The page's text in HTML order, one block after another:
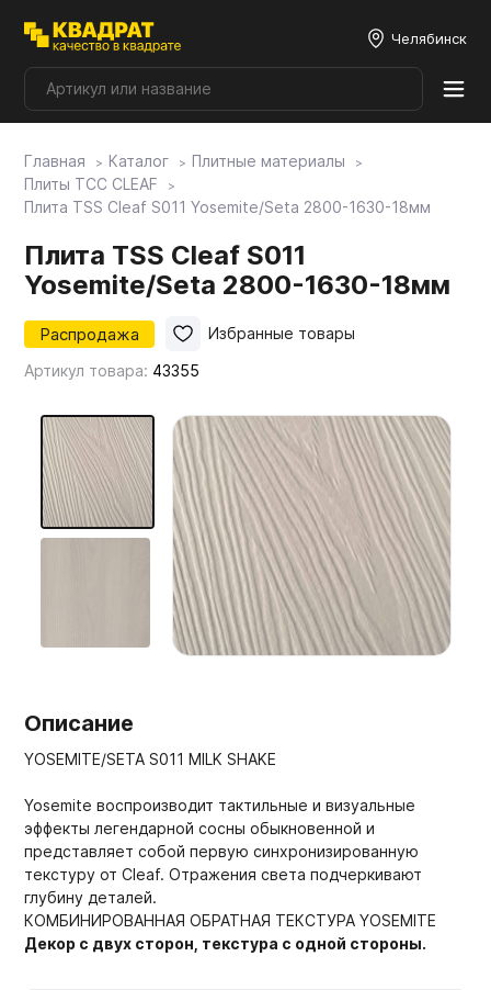
Челябинск
Плитные материалы
Мой ЭГГЕР
Фасады
Мебельные образцы, каталоги
Главная Каталог
Плитные материалы
Плиты ТСС CLEAF
Плита TSS Cleaf S011 Yosemite/Seta 2800-1630-18мм
Плита TSS Cleaf S011
Yosemite/Seta 2800-1630-18мм
Распродажа
Артикул товара: 43355
Избранные товары
Описание
YOSEMITE/SETA S011 MILK SHAKE
Yosemite воспроизводит тактильные и визуальные
эффекты легендарной сосны обыкновенной и
представляет собой первую синхронизированную
текстуру от Cleaf.Отражения света подчеркивают
глубину деталей.
КОМБИНИРОВАННАЯ ОБРАТНАЯ ТЕКСТУРА YOSEMITE
Декор с двух сторон, текстура с одной стороны.